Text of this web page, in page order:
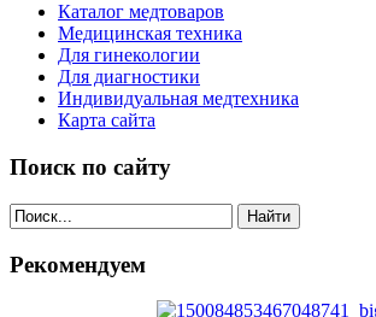
Каталог медтоваров
Медицинская техника
Для гинекологии
Для диагностики
Индивидуальная медтехника
Карта сайта
Поиск по сайту
Найти
Рекомендуем